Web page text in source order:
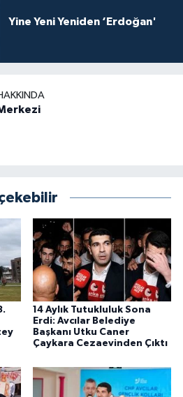
Yine Yeni Yeniden ‘Erdoğan'
14 Aylık Tutukluluk Sona
Erdi: Avcılar Belediye
Başkanı Utku Caner
Çaykara Cezaevinden Çıktı